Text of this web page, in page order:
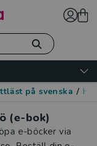
på svenska /
(e-bok)
e-böcker via